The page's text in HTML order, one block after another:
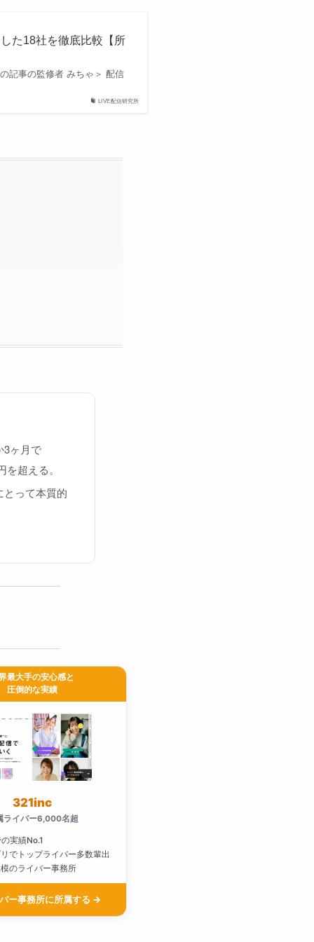
LIVE配信研究所
た18社を徹底比較【所
記事の監修者 みちゃ＞ 配信
3ヶ月で
超える。
って本質的
最大手の安心感と
圧倒的な実績
321inc
ライバー6,000名超
実績No.1
でトップライバー多数輩出
のライバー事務所
ー事務所に所属する →